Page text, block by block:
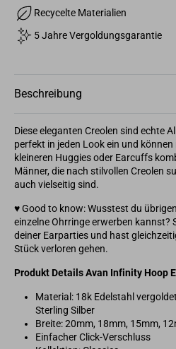
Recycelte Materialien
5 Jahre Vergoldungsgarantie
Beschreibung
Diese eleganten Creolen sind echte
perfekt in jeden Look ein und
kleineren Huggies oder Earcuffs
Männer, die nach stilvollen Creolen
auch vielseitig sind.
♥︎ Good to know: Wusstest du
einzelne Ohrringe erwerben kannst?
deiner Earparties und hast
Stück verloren gehen.
Produkt Details Avan Infinity Hoop
Material: 18k Edelstahl
Sterling Silber
Breite: 20mm, 18mm, 15mm,
Einfacher Click-Verschluss